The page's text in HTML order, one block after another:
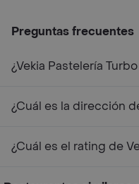
Preguntas frecuentes
¿Vekia Pastelería
¿Cuál es la dirección
¿Cuál es el rating de